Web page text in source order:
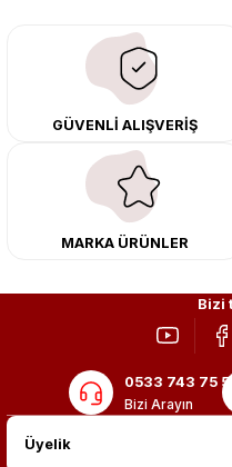
çıkma orijinal ürünler ile
tasarımını ve aerodinamisini üst
Tüm ürünlerimiz orijinal,
merkezimizde profesyonel
kargo ile teslimat
adres: Egzoz Sepeti.
GÜVENLİ ALIŞVERİŞ
MARKA ÜRÜNLER
Bizi
0533 743 75
Bizi Arayın
Üyelik